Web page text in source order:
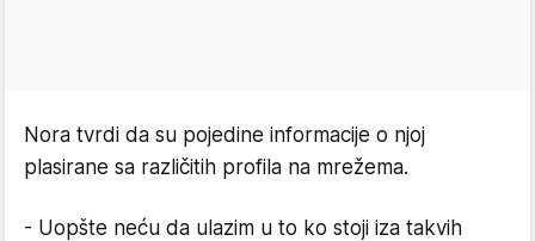
Nora tvrdi da su pojedine informacije o njoj
plasirane sa različitih profila na mrežema.
- Uopšte neću da ulazim u to ko stoji iza takvih